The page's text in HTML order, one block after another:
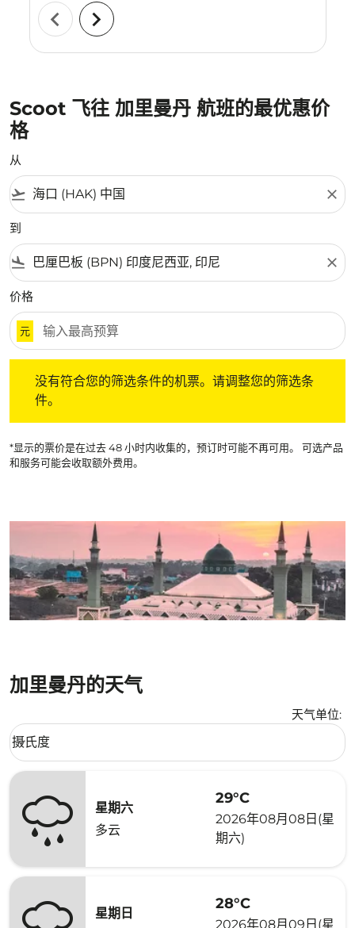
chevron_left chevron_right
Scoot 飞往 加里曼丹 航班的最优惠价
格
从
flight_takeoff close
到
flight_land close
价格
元
没有符合您的筛选条件的机票。请调整您的筛选条
件。
*显示的票价是在过去 48 小时内收集的，预订时可能不再可用。 可选产品
和服务可能会收取额外费用。
加里曼丹的天气
天气单位:
Weather unit option 摄氏度 Selected
摄氏度
keyboard_arrow_down
星期六
多云
29°C
2026年08月08日(星
期六)
星期日
28°C
2026年08月09日(星